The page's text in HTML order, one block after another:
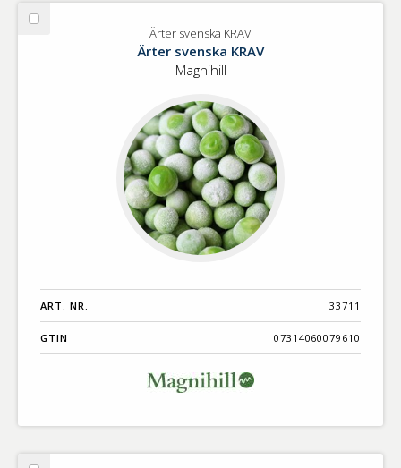
Välj
Ärter svenska KRAV
Ärter svenska KRAV
Magnihill
ART. NR. 33711
GTIN 07314060079610